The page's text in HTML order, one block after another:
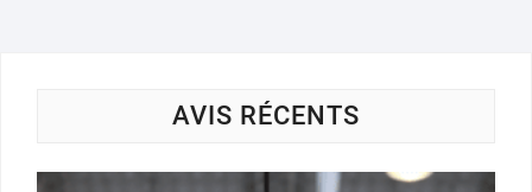
AVIS RÉCENTS